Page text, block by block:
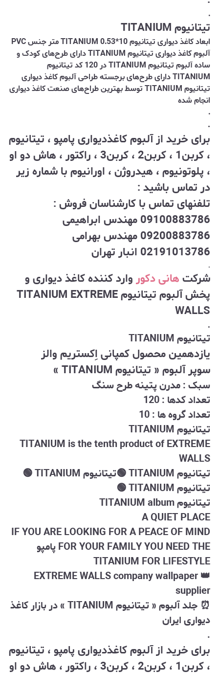
.
تیتانیوم TITANIUM
ابعاد کاغذ دیواری تیتانیوم TITANIUM 0.53*10 متر جنس PVC
آلبوم کاغذ دیواری تیتانیوم TITANIUM دارای طرح‌های کودک و
ساده آلبوم تیتانیوم TITANIUM در 120 کد تیتانیوم
TITANIUM دارای طرح‌های برجسته طراحی آلبوم کاغذ دیواری
تیتانیوم TITANIUM توسط بهترین طراح‌های صنعت کاغذ دیواری
انجام شده
.
.
برای خرید از آلبوم کاغذدیواری پامپو ، تیتانیوم
، کربن1 ، کربن2 ، کربن3 ، راکتور ، هاش دو او
، پلوتونیوم ، هیدروژن ، اورانیوم با شماره زیر
در تماس باشید :
تلفنهای تماس با کارشناسان فروش :
09100883786 مهندس ابراهیمی
09200883786 مهندس بهرامی
02191013786 انبار تهران
.
شرکتهانی دکوروارد کننده کاغذ دیواری و
پخش آلبوم تیتانیوم TITANIUM EXTREME
WALLS
.
تیتانیوم TITANIUM
یازدهمین محصول کمپانی اِکستریم والز
سوپر آلبوم « تیتانیوم TITANIUM »
سبک : مدرن پتینه طرح سنگ
تعداد کدها : 120
تعداد گروه ها : 10
تیتانیوم TITANIUM
TITANIUM is the tenth product of EXTREME
WALLS
تیتانیوم TITANIUM 🟢تیتانیوم TITANIUM 🟢
تیتانیوم TITANIUM 🟢
تیتانیوم TITANIUM album ⁨
A QUIET PLACE
IF YOU ARE LOOKING FOR A PEACE OF MIND
FOR YOUR FAMILY YOU NEED THE پامپو
TITANIUM FOR LIFESTYLE
👑 EXTREME WALLS company wallpaper
supplier
⏰ جلد آلبوم « تیتانیوم TITANIUM » در بازار کاغذ
دیواری ایران
.
برای خرید از آلبوم کاغذدیواری پامپو ، تیتانیوم
، کربن1 ، کربن2 ، کربن3 ، راکتور ، هاش دو او